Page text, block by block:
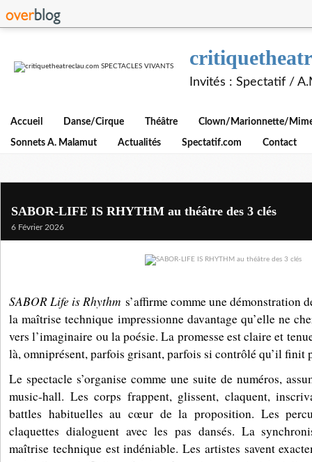
Invités : Spectatif /
Accueil Danse/Cirque Théâtre Clown/Marionnette/
Sonnets A. Malamut Actualités Spectatif.com Contact
SABOR-LIFE IS RHYTHM au théâtre des 3 clés
6 Février 2026
SABOR Life is Rhythm s’affirme comme une démonstration
la maîtrise technique impressionne davantage qu’elle ne
vers l’imaginaire ou la poésie. La promesse est claire et
là, omniprésent, parfois grisant, parfois si contrôlé qu’il finit
Le spectacle s’organise comme une suite de numéros,
music-hall. Les corps frappent, glissent, claquent,
battles habituelles au cœur de la proposition. Les
claquettes dialoguent avec les pas dansés. La
maîtrise technique est indéniable. Les artistes savent